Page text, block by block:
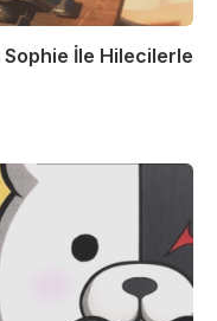
İle Hilecilerle